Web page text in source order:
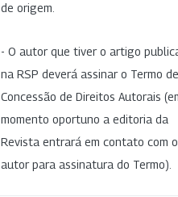
de origem.
- O autor que tiver o artigo
na RSP deverá assinar o Termo de
Concessão de Direitos Autorais
momento oportuno a editoria da
Revista entrará em contato com o
autor para assinatura do Termo).